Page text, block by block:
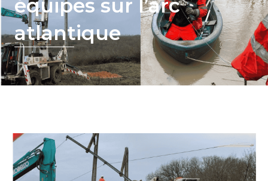
équipes sur l’arc
atlantique